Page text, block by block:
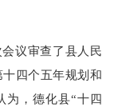
议审查了县人民
四个五年规划和
为，德化县“十四